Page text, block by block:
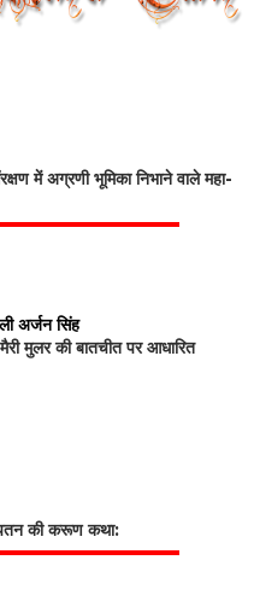
में अग्रणी भूमिका निभाने वाले महा-
अर्जन सिंह
मुलर की बातचीत पर आधारित
पतन की करूण कथा: